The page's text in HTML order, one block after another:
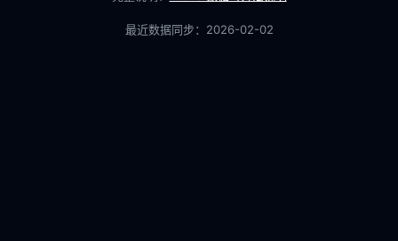
最近数据同步： 2026-02-02